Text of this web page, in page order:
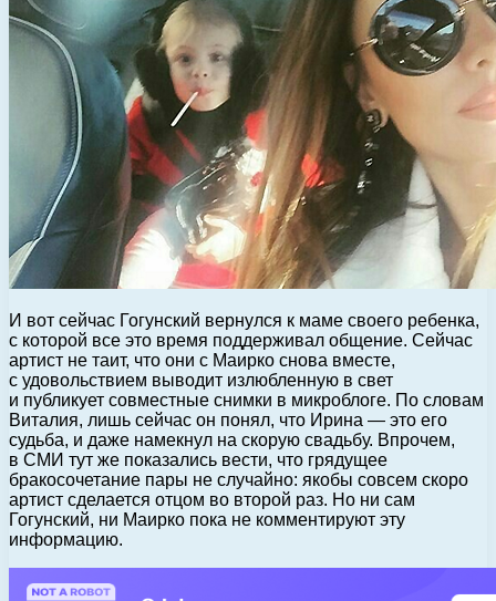
И вот сейчас Гогунский вернулся к маме своего ребенка,
с которой все это время поддерживал общение. Сейчас
артист не таит, что они с Маирко снова вместе,
с удовольствием выводит излюбленную в свет
и публикует совместные снимки в микроблоге. По словам
Виталия, лишь сейчас он понял, что Ирина — это его
судьба, и даже намекнул на скорую свадьбу. Впрочем,
в СМИ тут же показались вести, что грядущее
бракосочетание пары не случайно: якобы совсем скоро
артист сделается отцом во второй раз. Но ни сам
Гогунский, ни Маирко пока не комментируют эту
информацию.